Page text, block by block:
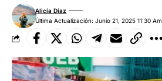
Última Actualización: Junio 21, 2025 11:30 Am
Alicia Díaz